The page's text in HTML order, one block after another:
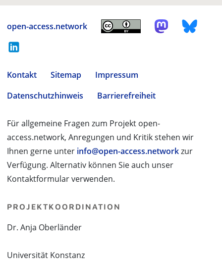
open-access.network
Kontakt Sitemap
Impressum
Datenschutzhinweis
Barrierefreiheit
Für allgemeine Fragen zum Projekt open-
access.network, Anregungen und Kritik stehen wir
Ihnen gerne unter info@open-access.networkzur
Verfügung. Alternativ können Sie auch unser
Kontaktformular verwenden.
PROJEKTKOORDINATION
Dr. Anja Oberländer
Universität Konstanz